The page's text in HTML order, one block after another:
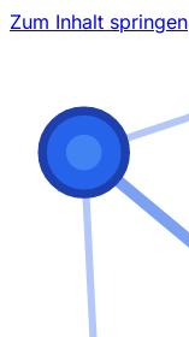
Zum Inhalt springen